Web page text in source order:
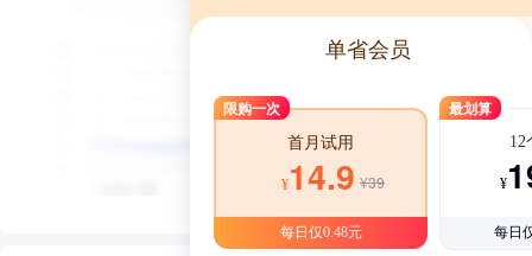
单省会员
限购一次
首月试用
¥14.9 ¥39
每日仅0.48元
最划算
12
¥
每日